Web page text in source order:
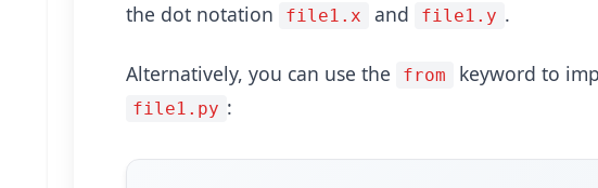
the dot notation
file1.x and file1.y .
Alternatively, you can use the from keyword to
file1.py :